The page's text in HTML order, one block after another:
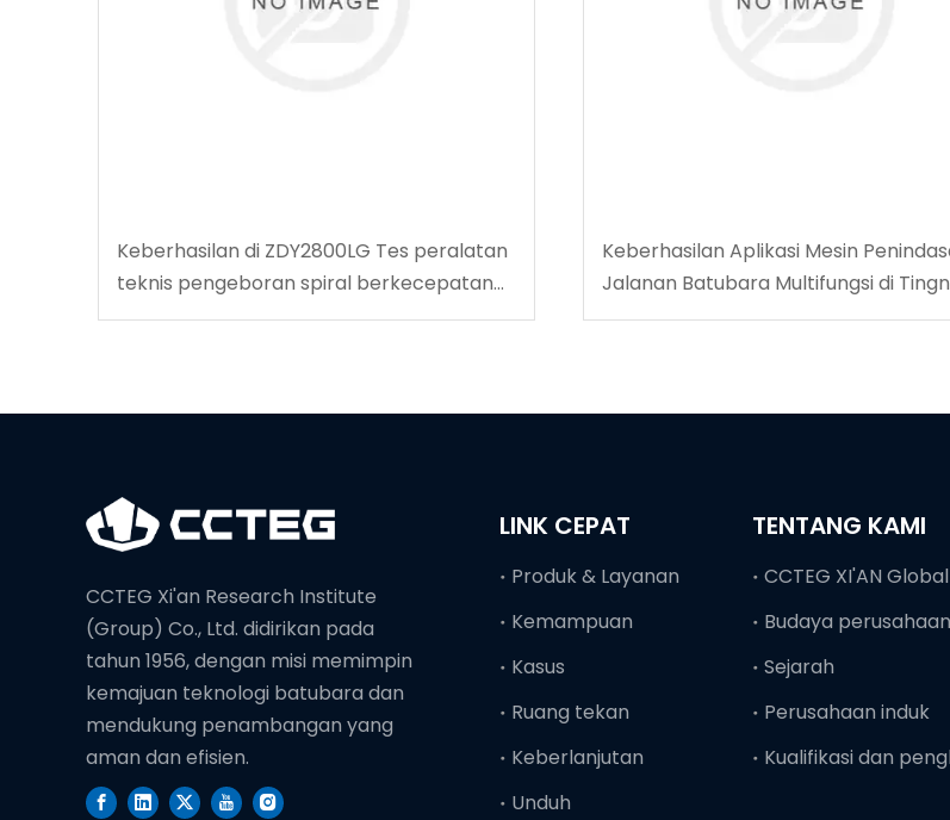
Keberhasilan di ZDY2800LG Tes peralatan
teknis pengeboran spiral berkecepatan
tinggi
Keberhasilan Aplikasi Mesin
Jalanan Batubara Multifungsi di
Coalmine
CCTEG Xi'an Research Institute
(Group) Co., Ltd. didirikan pada
tahun 1956, dengan misi memimpin
kemajuan teknologi batubara dan
mendukung penambangan yang
aman dan efisien.
LINK CEPAT
Produk & Layanan
Kemampuan
Kasus
Ruang tekan
Keberlanjutan
Unduh
TENTANG KAMI
CCTEG XI'AN Global
Budaya perusahaan
Sejarah
Perusahaan induk
Kualifikasi dan